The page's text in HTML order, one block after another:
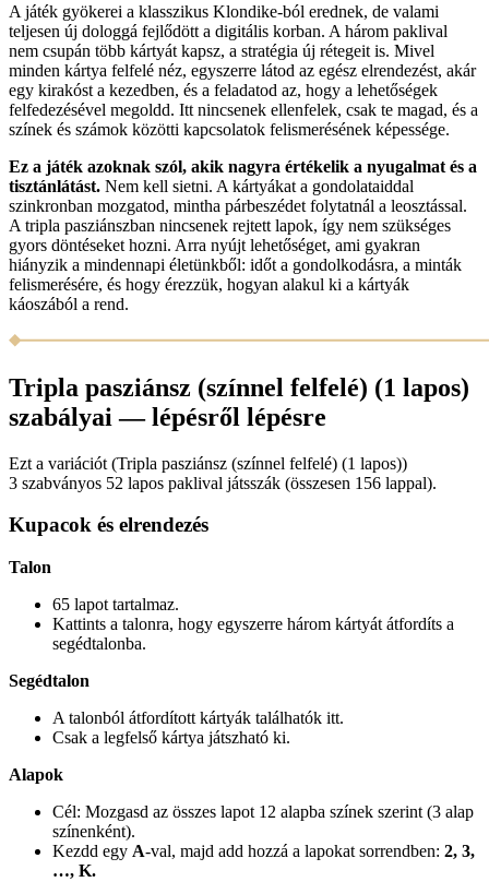
A játék gyökerei a klasszikus Klondike-ból erednek, de valami
teljesen új dologgá fejlődött a digitális korban. A három paklival
nem csupán több kártyát kapsz, a stratégia új rétegeit is. Mivel
minden kártya felfelé néz, egyszerre látod az egész elrendezést, akár
egy kirakóst a kezedben, és a feladatod az, hogy a lehetőségek
felfedezésével megoldd. Itt nincsenek ellenfelek, csak te magad, és a
színek és számok közötti kapcsolatok felismerésének képessége.
Ez a játék azoknak szól, akik nagyra értékelik a nyugalmat és a
tisztánlátást. Nem kell sietni. A kártyákat a gondolataiddal
szinkronban mozgatod, mintha párbeszédet folytatnál a leosztással.
A tripla pasziánszban nincsenek rejtett lapok, így nem szükséges
gyors döntéseket hozni. Arra nyújt lehetőséget, ami gyakran
hiányzik a mindennapi életünkből: időt a gondolkodásra, a minták
felismerésére, és hogy érezzük, hogyan alakul ki a kártyák
káoszából a rend.
Tripla pasziánsz (színnel felfelé) (1 lapos)
szabályai — lépésről lépésre
Ezt a variációt (Tripla pasziánsz (színnel felfelé) (1 lapos))
3 szabványos 52 lapos paklival játsszák (összesen 156 lappal).
Kupacok és elrendezés
Talon
65 lapot tartalmaz.
Kattints a talonra, hogy egyszerre három kártyát átfordíts a
segédtalonba.
Segédtalon
A talonból átfordított kártyák találhatók itt.
Csak a legfelső kártya játszható ki.
Alapok
Cél: Mozgasd az összes lapot 12 alapba színek szerint (3 alap
színenként).
Kezdd egy A-val, majd add hozzá a lapokat sorrendben: 2, 3,
…, K.